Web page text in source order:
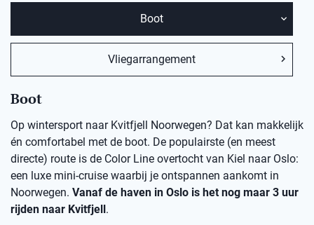
Boot
Vliegarrangement
Boot
Op wintersport naar Kvitfjell Noorwegen? Dat kan makkelijk
én comfortabel met de boot. De populairste (en meest
directe) route is de Color Line overtocht van Kiel naar Oslo:
een luxe mini-cruise waarbij je ontspannen aankomt in
Noorwegen. Vanaf de haven in Oslo is het nog maar 3 uur
rijden naar Kvitfjell.